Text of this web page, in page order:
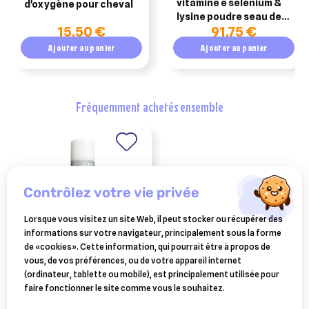
d'oxygène pour cheval
15,50 €
Ajouter au panier
vitamine e selenium &
lysine poudre seau de
91,75 €
Ajouter au panier
fréquemment achetés ensemble
alufilm – spray cicatrisant –
300 ml
14,41 €
contrôlez votre vie privée
Lorsque vous visitez un site Web, il peut stocker ou récupérer des
informations sur votre navigateur, principalement sous la forme
de «cookies». Cette information, qui pourrait être à propos de
vous, de vos préférences, ou de votre appareil internet
(ordinateur, tablette ou mobile), est principalement utilisée pour
faire fonctionner le site comme vous le souhaitez.